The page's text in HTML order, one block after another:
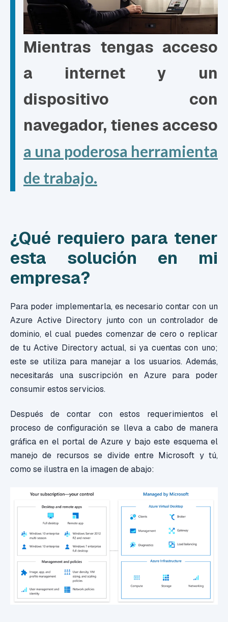
Mientras tengas acceso
a internet y un
dispositivo con
navegador, tienes acceso
a una poderosa herramienta
de trabajo.
¿Qué requiero para tener
esta solución en mi
empresa?
Para poder implementarla, es necesario contar con un
Azure Active Directory junto con un controlador de
dominio, el cual puedes comenzar de cero o replicar
de tu Active Directory actual, si ya cuentas con uno;
este se utiliza para manejar a los usuarios. Además,
necesitarás una suscripción en Azure para poder
consumir estos servicios.
Después de contar con estos requerimientos el
proceso de configuración se lleva a cabo de manera
gráfica en el portal de Azure y bajo este esquema el
manejo de recursos se divide entre Microsoft y tú,
como se ilustra en la imagen de abajo: